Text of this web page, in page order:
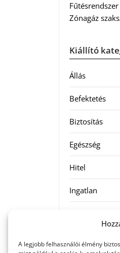
A legjobb felhasználói élmény
Zónagáz
Kiállító
Állás
Befektetés
Biztosítás
Egészség
Hitel
Ingatlan